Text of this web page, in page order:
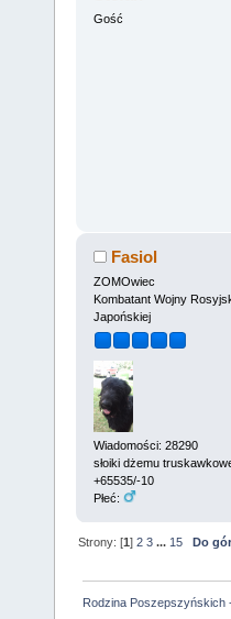
Gość
Fasiol
ZOMOwiec
Kombatant Wojny
Japońskiej
Wiadomości: 28290
słoiki dżemu
+65535/-10
Płeć:
Strony: [1]2 3 ... 15 Do
Rodzina Poszepszyńskich